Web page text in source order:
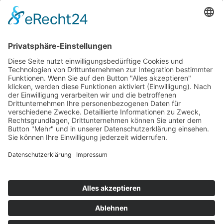
Tel.: 033477–548940
info@archiv-heilpaedagogik.de
Kommende Veranstaltungen
INTERNATIONALES ARCHIV
FÜR HEILPÄDAGOGIK
Emil E. Kobi Institut
Platz der Jugend 4
15374 Müncheberg OT Trebnitz
info@archiv-heilpaedagogik.de
Öffnungszeiten:
von 10:00 – 16:00 Uhr